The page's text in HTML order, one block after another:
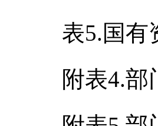
表5.国有
附表4.